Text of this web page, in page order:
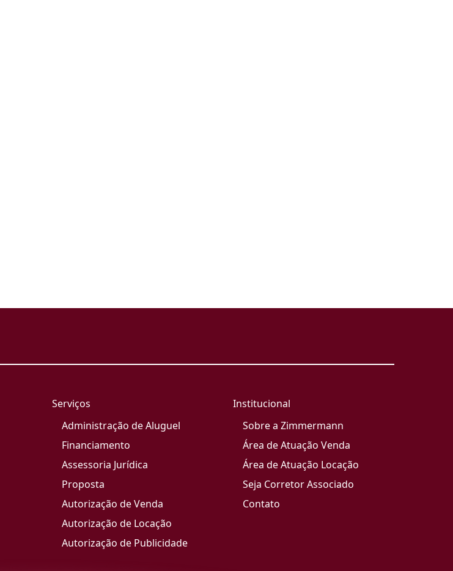
Serviços
Administração de Aluguel
Financiamento
Assessoria Jurídica
Proposta
Autorização de Venda
Autorização de Locação
Autorização de Publicidade
Institucional
Sobre a Zimmermann
Área de Atuação Venda
Área de Atuação Locação
Seja Corretor Associado
Contato